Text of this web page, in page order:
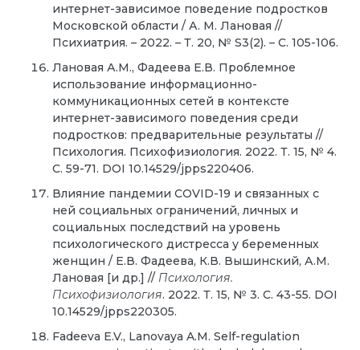
интернет-зависимое поведение подростков
Московской области / А. М. Лановая //
Психиатрия. – 2022. – Т. 20, № S3(2). – С. 105-106.
Лановая А.М., Фадеева Е.В. Проблемное
использование информационно-
коммуникационных сетей в контексте
интернет-зависимого поведения среди
подростков: предварительные результаты //
Психология. Психофизиология. 2022. Т. 15, № 4.
С. 59-71. DOI 10.14529/jpps220406.
Влияние пандемии COVID-19 и связанных с
ней социальных ограничений, личных и
социальных последствий на уровень
психологического дистресса у беременных
женщин / Е.В. Фадеева, К.В. Вышинский, А.М.
Лановая [и др.] // Психология.
Психофизиология. 2022. Т. 15, № 3. С. 43-55. DOI
10.14529/jpps220305.
Fadeeva E.V., Lanovaya A.M. Self-regulation